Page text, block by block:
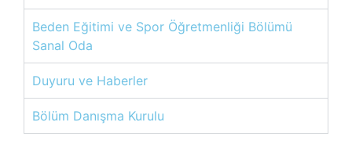
Beden Eğitimi ve Spor Öğretmenliği Bölümü
Sanal Oda
Duyuru ve Haberler
Bölüm Danışma Kurulu